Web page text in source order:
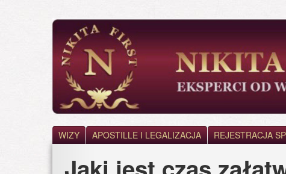
WIZY APOSTILLE I LEGALIZACJA REJESTRACJA